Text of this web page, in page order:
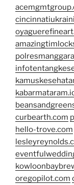
curbearth.com
hello-trove.com
oregopilot.com